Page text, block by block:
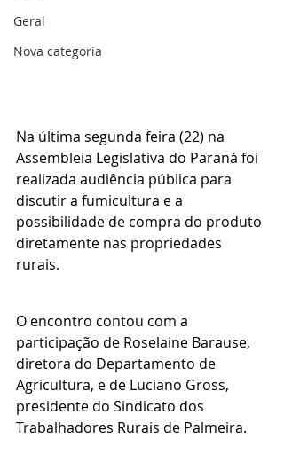
Geral
Nova categoria
Na última segunda feira (22) na
Assembleia Legislativa do Paraná foi
realizada audiência pública para
discutir a fumicultura e a
possibilidade de compra do produto
diretamente nas propriedades
rurais.
O encontro contou com a
participação de Roselaine Barause,
diretora do Departamento de
Agricultura, e de Luciano Gross,
presidente do Sindicato dos
Trabalhadores Rurais de Palmeira.